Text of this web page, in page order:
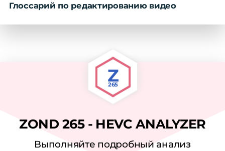
Глоссарий по редактированию видео
Z
265
ZOND 265 - HEVC ANALYZER
Выполняйте подробный анализ